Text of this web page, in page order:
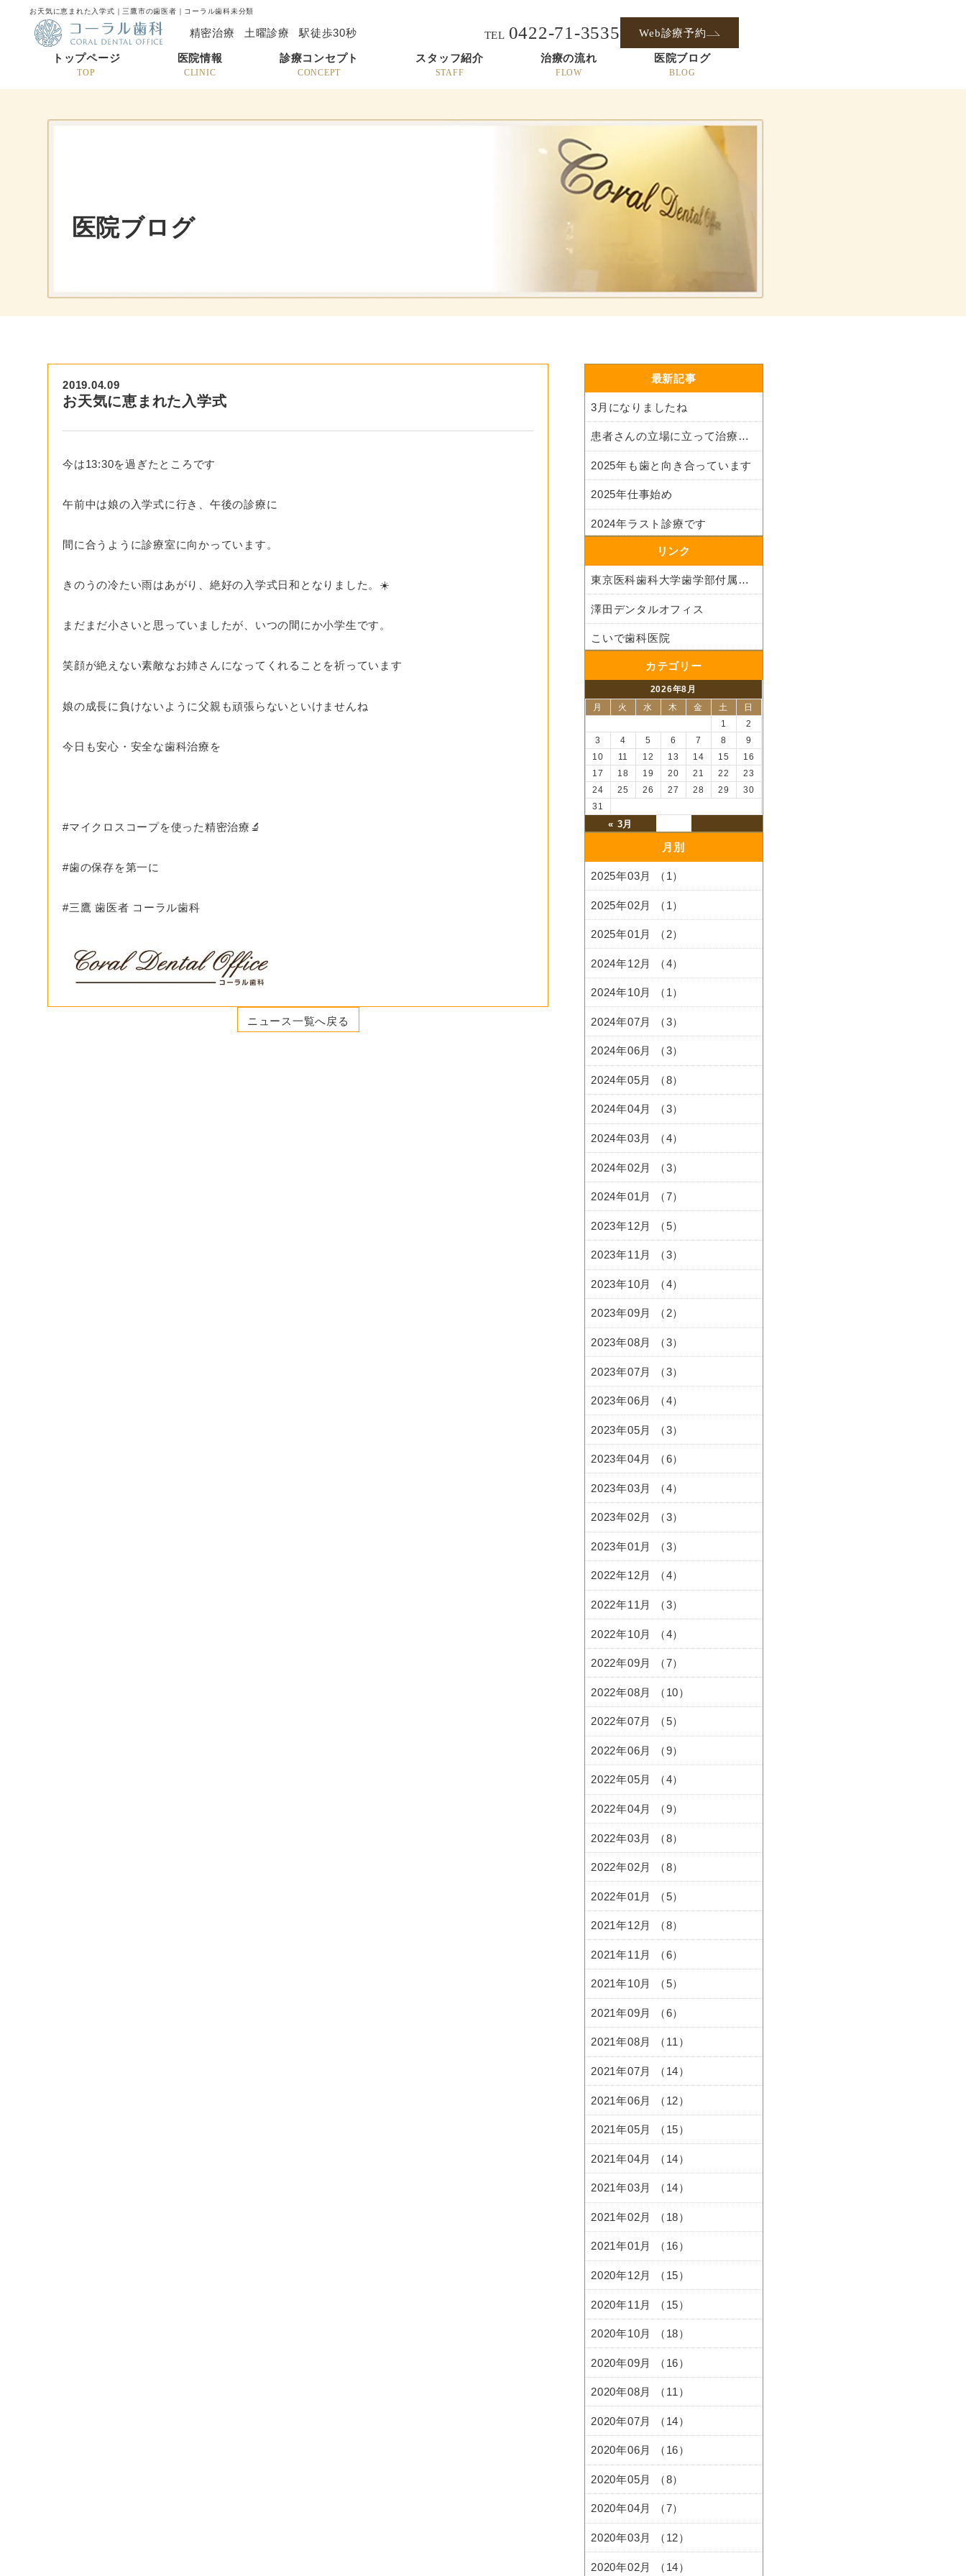
お天気に恵まれた入学式｜三鷹市の歯医者｜コーラル歯科未分類
精密治療 土曜診療 駅徒歩30秒 TEL 0422-71-3535 Web診療予約
トップページ
TOP
医院情報
CLINIC
診療コンセプト
CONCEPT
スタッフ紹介
STAFF
治療の流れ
FLOW
医院ブログ
BLOG
医院ブログ
2019.04.09
お天気に恵まれた入学式
今は13:30を過ぎたところです
午前中は娘の入学式に行き、午後の診療に
間に合うように診療室に向かっています。
きのうの冷たい雨はあがり、絶好の入学式日和となりました。☀️
まだまだ小さいと思っていましたが、いつの間にか小学生です。
笑顔が絶えない素敵なお姉さんになってくれることを祈っています
娘の成長に負けないように父親も頑張らないといけませんね
今日も安心・安全な歯科治療を
#マイクロスコープを使った精密治療🔬
#歯の保存を第一に
#三鷹 歯医者 コーラル歯科
ニュース一覧へ戻る
最新記事
3月になりましたね
患者さんの立場に立って治療法を考える
2025年も歯と向き合っています
2025年仕事始め
2024年ラスト診療です
リンク
東京医科歯科大学歯学部付属病院
澤田デンタルオフィス
こいで歯科医院
カテゴリー
2026年8月
月
火 水 木 金 土
日
1
2
3
4 5 6 7 8
9
10
11 12 13 14 15
16
17
18 19 20 21 22
23
24
25 26 27 28 29
30
31
« 3月
月別
2025年03月 （1）
2025年02月 （1）
2025年01月 （2）
2024年12月 （4）
2024年10月 （1）
2024年07月 （3）
2024年06月 （3）
2024年05月 （8）
2024年04月 （3）
2024年03月 （4）
2024年02月 （3）
2024年01月 （7）
2023年12月 （5）
2023年11月 （3）
2023年10月 （4）
2023年09月 （2）
2023年08月 （3）
2023年07月 （3）
2023年06月 （4）
2023年05月 （3）
2023年04月 （6）
2023年03月 （4）
2023年02月 （3）
2023年01月 （3）
2022年12月 （4）
2022年11月 （3）
2022年10月 （4）
2022年09月 （7）
2022年08月 （10）
2022年07月 （5）
2022年06月 （9）
2022年05月 （4）
2022年04月 （9）
2022年03月 （8）
2022年02月 （8）
2022年01月 （5）
2021年12月 （8）
2021年11月 （6）
2021年10月 （5）
2021年09月 （6）
2021年08月 （11）
2021年07月 （14）
2021年06月 （12）
2021年05月 （15）
2021年04月 （14）
2021年03月 （14）
2021年02月 （18）
2021年01月 （16）
2020年12月 （15）
2020年11月 （15）
2020年10月 （18）
2020年09月 （16）
2020年08月 （11）
2020年07月 （14）
2020年06月 （16）
2020年05月 （8）
2020年04月 （7）
2020年03月 （12）
2020年02月 （14）